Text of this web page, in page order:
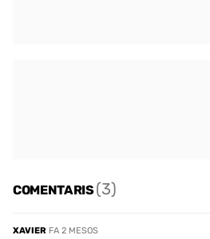
COMENTARIS(3)
XAVIER FA 2 MESOS